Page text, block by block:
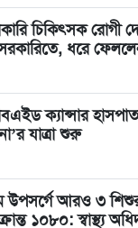
চিকিৎসক রোগী
ধরে ফেললেন
ক্যান্সার
যাত্রা শুরু
উপসর্গে আরও ৩
১০৮০: স্বাস্থ্য